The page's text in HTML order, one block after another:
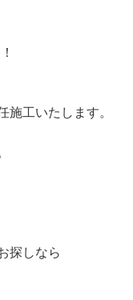
施工いたします。
探しなら